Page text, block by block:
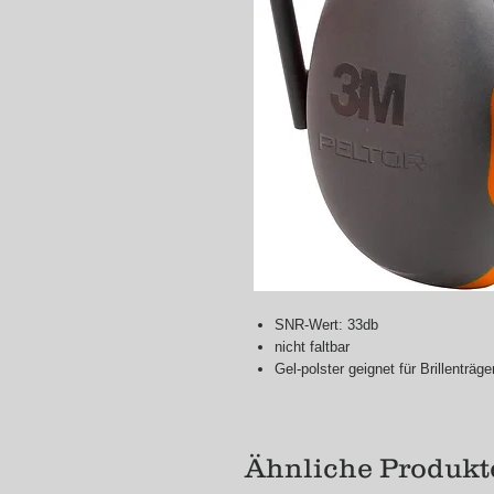
SNR-Wert: 33db
nicht faltbar
Gel-polster geignet für
Ähnliche